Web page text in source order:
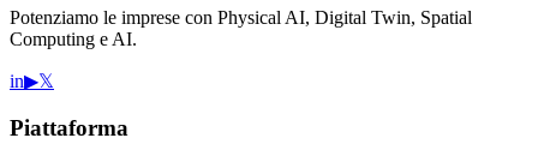
Potenziamo le imprese con Physical AI, Digital Twin, Spatial
Computing e AI.
in▶𝕏
Piattaforma